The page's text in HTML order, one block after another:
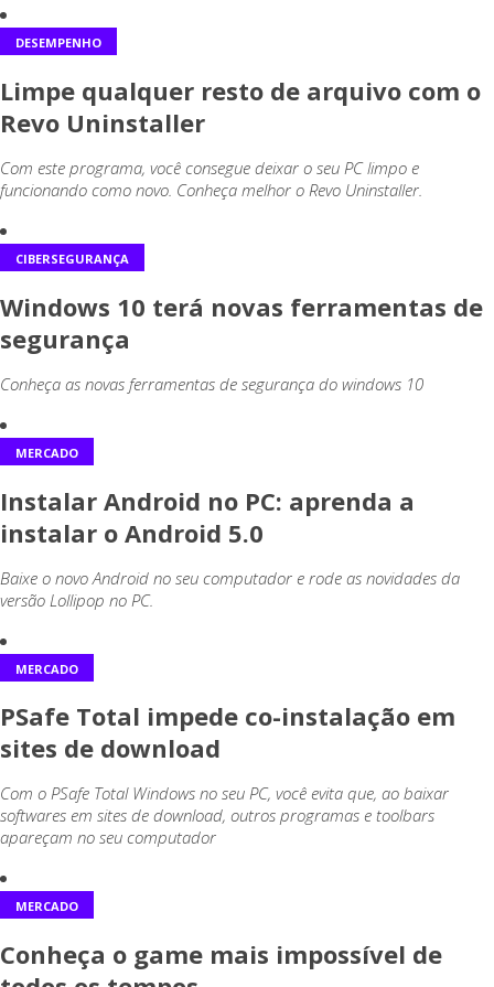
DESEMPENHO
Limpe qualquer resto de arquivo com o
Revo Uninstaller
Com este programa, você consegue deixar o seu PC limpo e
funcionando como novo. Conheça melhor o Revo Uninstaller.
CIBERSEGURANÇA
Windows 10 terá novas ferramentas de
segurança
Conheça as novas ferramentas de segurança do windows 10
MERCADO
Instalar Android no PC: aprenda a
instalar o Android 5.0
Baixe o novo Android no seu computador e rode as novidades da
versão Lollipop no PC.
MERCADO
PSafe Total impede co-instalação em
sites de download
Com o PSafe Total Windows no seu PC, você evita que, ao baixar
softwares em sites de download, outros programas e toolbars
apareçam no seu computador
MERCADO
Conheça o game mais impossível de